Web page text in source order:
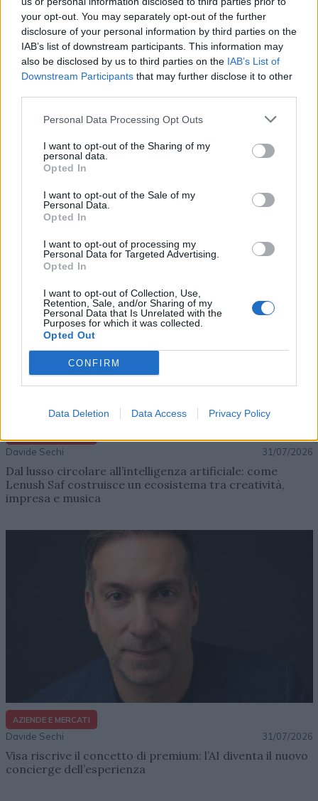
your opt-out. You may separately opt-out of the further
disclosure of your personal information by third parties on the
IAB’s list of downstream participants. This information may
also be disclosed by us to third parties on the IAB’s List of
Downstream Participants that may further disclose it to other
Personal Data Processing Opt Outs
I want to opt-out of the Sharing of my
personal data.
Opted In
I want to opt-out of the Sale of my
Personal Data.
Opted In
I want to opt-out of processing my
Personal Data for Targeted Advertising.
Opted In
I want to opt-out of Collection, Use,
Retention, Sale, and/or Sharing of my
Personal Data that Is Unrelated with the
Purposes for which it was collected.
Opted Out
CONFIRM
Data Deletion Data Access Privacy Policy
costruendo la prossima generazione di tecnologie
di pubblicità digitale per avere un impatto
significativo su oltre un miliardo di utenti web.
Altri articoli che potrebbero piacerti
Davide Sechi 31/07/2026
Dal lusso circolare all’intelligenza artificiale: come
Lenush Saf costruisce un ecosistema tra creatività,
impresa e musica
AZIENDE E MERCATI
Davide Sechi 31/07/2026
Visa riscrive il concetto di premium: l’AI diventa il nuovo
concierge dell’esperienza